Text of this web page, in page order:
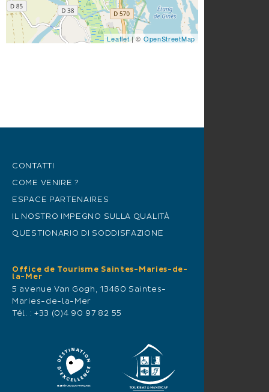
Leaflet | © OpenStreetMap
CONTATTI
COME VENIRE ?
ESPACE PARTENAIRES
IL NOSTRO IMPEGNO SULLA QUALITÀ
QUESTIONARIO DI SODDISFAZIONE
Office de Tourisme Saintes-Maries-de-
la-Mer
5 avenue Van Gogh, 13460 Saintes-
Maries-de-la-Mer
Tél. : +33 (0)4 90 97 82 55